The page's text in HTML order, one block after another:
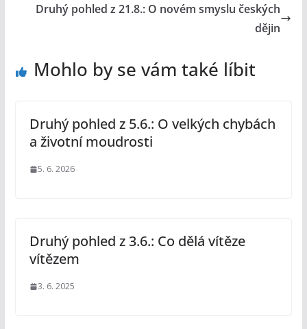
Druhý pohled z 21.8.: O novém smyslu českých
dějin
Mohlo by se vám také líbit
Druhý pohled z 5.6.: O velkých chybách
a životní moudrosti
5. 6. 2026
Druhý pohled z 3.6.: Co dělá vítěze
vítězem
3. 6. 2025